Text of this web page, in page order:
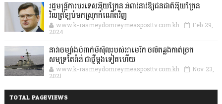
រដ្ឋមន្ត្រីការបរទេសអ៊ុយក្រែន អំពាវនាវឱ្យជនជាតិអ៊ុយក្រែន
វិលត្រឡប់មកស្រុកកំណើតវិញ
www.k-rasmeydomreymeasposttv.com.kh Feb 29,
2024
នាវាចម្បាំងបំពាក់មីស៊ីលរបស់អាមេរិក ចល័តឆ្លងកាត់ច្រក
សមុទ្រតៃវ៉ាន់ ជាថ្មីម្តងទៀតហើយ
www.k-rasmeydomreymeasposttv.com.kh Nov 23,
2021
TOTAL PAGEVIEWS